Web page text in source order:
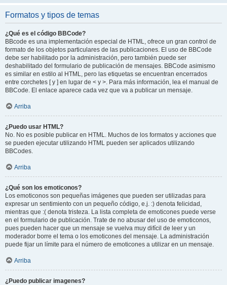
Formatos y tipos de temas
¿Qué es el código BBCode?
BBcode es una implementación especial de HTML, ofrece un gran control de
formato de los objetos particulares de las publicaciones. El uso de BBCode
debe ser habilitado por la administración, pero también puede ser
deshabilitado del formulario de publicación de mensajes. BBCode asimismo
es similar en estilo al HTML, pero las etiquetas se encuentran encerrados
entre corchetes [ y ] en lugar de < y >. Para más información, lea el manual de
BBCode. El enlace aparece cada vez que va a publicar un mensaje.
Arriba
¿Puedo usar HTML?
No. No es posible publicar en HTML. Muchos de los formatos y acciones que
se pueden ejecutar utilizando HTML pueden ser aplicados utilizando
BBCodes.
Arriba
¿Qué son los emoticonos?
Los emoticonos son pequeñas imágenes que pueden ser utilizadas para
expresar un sentimiento con un pequeño código, e.j. :) denota felicidad,
mientras que :( denota tristeza. La lista completa de emoticones puede verse
en el formulario de publicación. Trate de no abusar del uso de emoticonos,
pues pueden hacer que un mensaje se vuelva muy difícil de leer y un
moderador borre el tema o los emoticones del mensaje. La administración
puede fijar un límite para el número de emoticones a utilizar en un mensaje.
Arriba
¿Puedo publicar imagenes?